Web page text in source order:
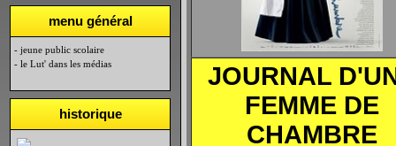
menu général
- jeune public scolaire
- le Lut' dans les médias
historique
JOURNAL
FEMME DE
CHAMBRE